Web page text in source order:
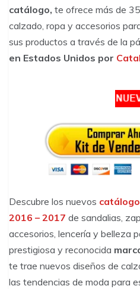
catálogo, te ofrece más de 35
calzado , ropa y accesorios
sus productos a través de la
en Estados Unidos por
Descubre los nuevos
2016 – 2017 de sandalias,
accesorios, lencería y belleza
prestigiosa y reconocida
te trae nuevos diseños de
las tendencias de moda para